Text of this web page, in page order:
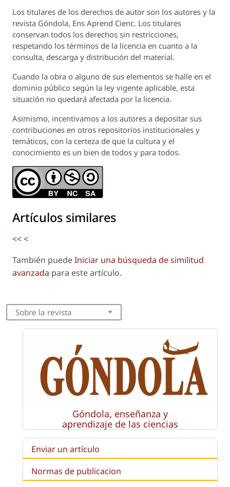
Los titulares de los derechos de autor son los autores y la
revista Góndola, Ens Aprend Cienc. Los titulares
conservan todos los derechos sin restricciones,
respetando los términos de la licencia en cuanto a la
consulta, descarga y distribución del material.
Cuando la obra o alguno de sus elementos se halle en el
dominio público según la ley vigente aplicable, esta
situación no quedará afectada por la licencia.
Asimismo, incentivamos a los autores a depositar sus
contribuciones en otros repositorios institucionales y
temáticos, con la certeza de que la cultura y el
conocimiento es un bien de todos y para todos.
Artículos similares
<<<
También puedeIniciar una búsqueda de similitud
avanzada para este artículo.
Sobre la revista
Góndola, enseñanza y
aprendizaje de las ciencias
Enviar un artículo
Normas de publicacion